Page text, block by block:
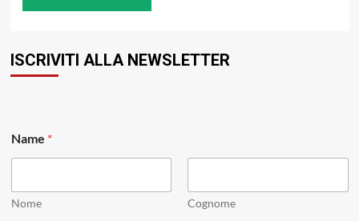
ISCRIVITI ALLA NEWSLETTER
a
m
E
m
Name *
Nome Cognome